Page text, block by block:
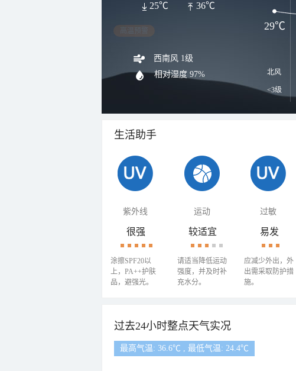
36℃
25℃
高温预警
西南风 1级
相对湿度 97% 北风
<3级
29℃
生活助手
紫外线 运动 过敏
很强
涂擦SPF20以
上，PA++护肤
品，避强光。
较适宜
请适当降低运动
强度，并及时补
充水分。
易发
应减少外出，外
出需采取防护措
施。
过去24小时整点天气实况
最高气温: 36.6℃ , 最低气温: 24.4℃